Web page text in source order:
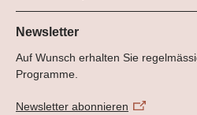
Tel.: +
22
Hier finden Sie umfangreiche
geförderten Projekten.
Zum Datenportal
Newsletter
Auf Wunsch erhalten Sie
Programme.
Newsletter abonnieren